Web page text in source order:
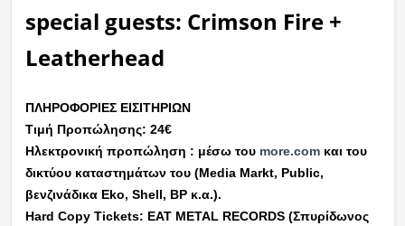
special guests: Crimson Fire +
Leatherhead
ΠΛΗΡΟΦΟΡΙΕΣ ΕΙΣΙΤΗΡΙΩΝ
Τιμή Προπώλησης: 24€
Ηλεκτρονική προπώληση : μέσω του more.comκαι του
δικτύου καταστημάτων του (Media Markt, Public,
βενζινάδικα Eko, Shell, BP κ.α.).
Hard Copy Tickets: EAT METAL RECORDS (Σπυρίδωνος